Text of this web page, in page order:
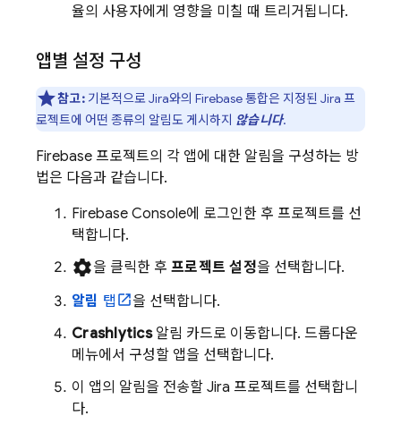
율의 사용자에게 영향을 미칠 때 트리거됩니다.
앱별 설정 구성
참고:기본적으로 Jira와의 Firebase 통합은 지정된 Jira 프
로젝트에 어떤 종류의 알림도 게시하지 않습니다.
Firebase 프로젝트의 각 앱에 대한 알림을 구성하는 방
법은 다음과 같습니다.
Firebase Console에 로그인한 후 프로젝트를 선
택합니다.
settings을 클릭한 후 프로젝트 설정을 선택합니다.
알림 탭
을 선택합니다.
Crashlytics알림 카드로 이동합니다. 드롭다운
메뉴에서 구성할 앱을 선택합니다.
이 앱의 알림을 전송할 Jira 프로젝트를 선택합니
다.